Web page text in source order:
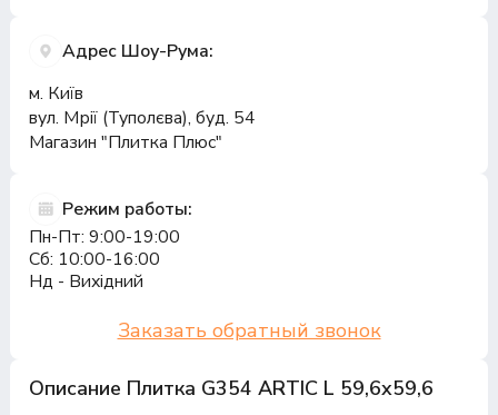
Описание Плитка G354 ARTIC L 59,6x59,6
Адрес Шоу-Рума:
м. Київ
вул. Мрії (Туполєва), буд. 54
Магазин "Плитка Плюс"
Режим работы:
Пн-Пт: 9:00-19:00
Сб: 10:00-16:00
Нд - Вихідний
Заказать обратный звонок